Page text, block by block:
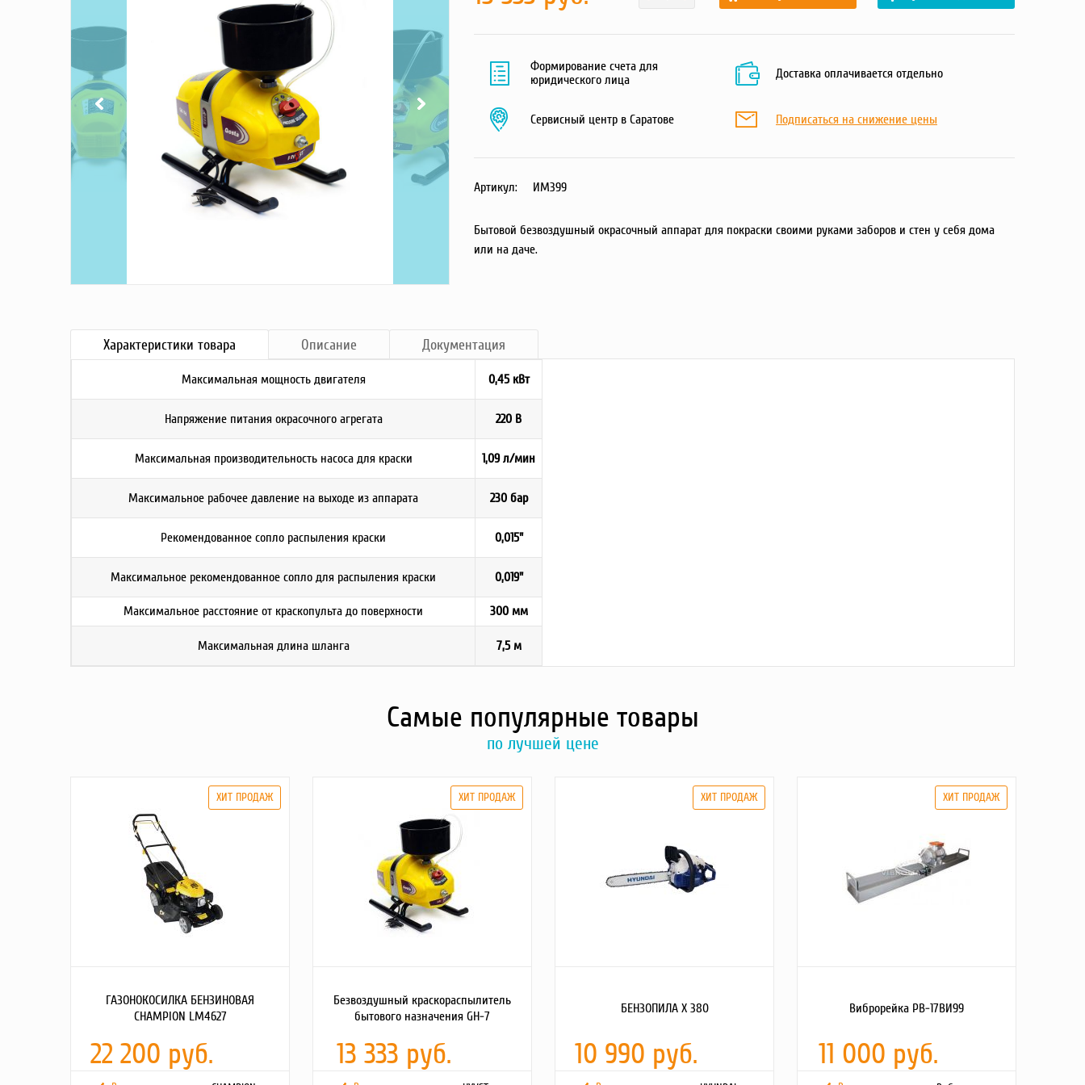
Формирование счета для
юридического лица
Доставка оплачивается отдельно
Сервисный центр в Саратове Подписаться на снижение цены
Артикул: ИМ399
Бытовой безвоздушный окрасочный аппарат для покраски своими руками заборов и стен у себя дома
или на даче.
Характеристики товара Описание Документация
Максимальная мощность двигателя 0,45 кВт
Напряжение питания окрасочного агрегата 220 В
Максимальная производительность насоса для краски 1,09 л/мин
Максимальное рабочее давление на выходе из аппарата 230 бар
Рекомендованное сопло распыления краски 0,015"
Максимальное рекомендованное сопло для распыления краски 0,019"
Максимальное расстояние от краскопульта до поверхности 300 мм
Максимальная длина шланга 7,5 м
Самые популярные товары
по лучшей цене
ГАЗОНОКОСИЛКА БЕНЗИНОВАЯ
CHAMPION LM4627
22 200 руб.
Безвоздушный краскораспылитель
бытового назначения GH-7
13 333 руб.
БЕНЗОПИЛА Х 380
10 990 руб.
Виброрейка РВ-17ВИ99
11 000 руб.
Грузоподъемное оборудование
Силовая техника
Складское оснащение
Строительное оборудование
Электростанции
Блок-контейнеры
Строительное оборудование